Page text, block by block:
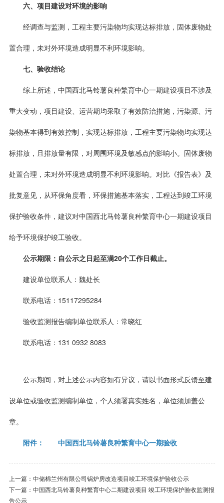
六、项目建设对环境的影响
经调查与监测，工程主要污染物均实现达标排放，固体废物处
置合理，未对外环境造成明显不利环境影响。
七、验收结论
综上所述，中国西北马铃薯良种繁育中心一期建设项目不涉及
重大变动，项目建设、运营期均采取了有效防治措施，污染源、污
染物基本得到有效控制，实现达标排放，工程主要污染物均实现达
标排放，且排放量有限，对周围环境及敏感点的影响小。固体废物
处置合理，未对外环境造成明显不利环境影响。对比《报告表》及
批复意见，从环保角度看，环保措施基本落实，工程达到竣工环境
保护验收条件，建议对中国西北马铃薯良种繁育中心一期建设项目
给予环境保护竣工验收。
公示期限：自公示之日起至满20个工作日截止。
建设单位联系人：魏处长
联系电话：15117295284
验收监测报告编制单位联系人：常晓红
联系电话：131 0932 8083
公示期间，对上述公示内容如有异议，请以书面形式反馈至建
设单位或验收监测编制单位，个人须署真实姓名，单位须加盖公
章。
附件： 中国西北马铃薯良种繁育中心一期验收
上一篇： 中储棉兰州有限公司锅炉房改造项目竣工环境保护验收公示
下一篇： 中国西北马铃薯良种繁育中心二期建设项目 竣工环境保护验收监测报
告公示